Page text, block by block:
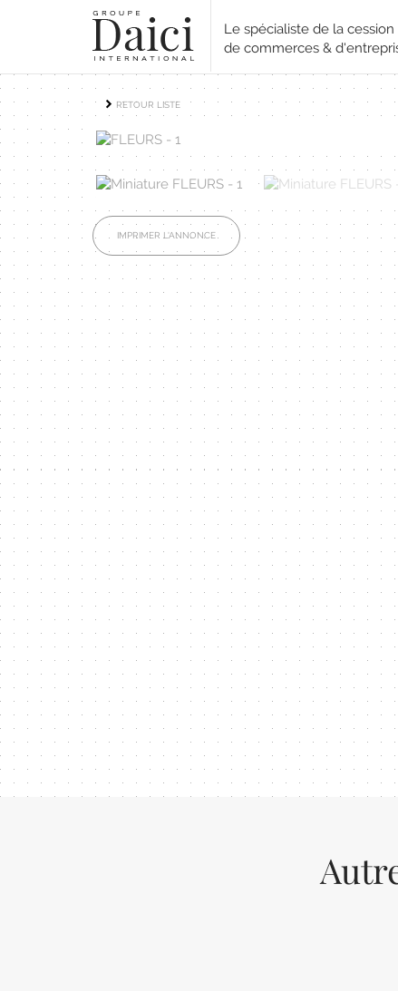
Le spécialiste de la cession
de commerces &
RETOUR LISTE
IMPRIMER L'ANNONCE